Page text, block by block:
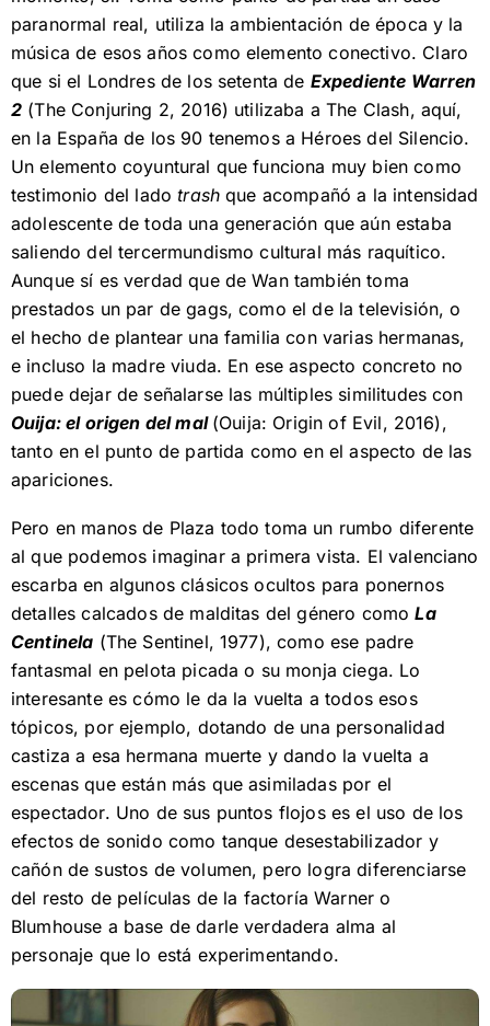
paranormal real, utiliza la ambientación de época y la
música de esos años como elemento conectivo. Claro
que si el Londres de los setenta de Expediente Warren
2 (The Conjuring 2, 2016) utilizaba a The Clash, aquí,
en la España de los 90 tenemos a Héroes del Silencio.
Un elemento coyuntural que funciona muy bien como
testimonio del ladotrash que acompañó a la intensidad
adolescente de toda una generación que aún estaba
saliendo del tercermundismo cultural más raquítico.
Aunque sí es verdad que de Wan también toma
prestados un par de gags, como el de la televisión, o
el hecho de plantear una familia con varias hermanas,
e incluso la madre viuda. En ese aspecto concreto no
puede dejar de señalarse las múltiples similitudes con
Ouija: el origen del mal (Ouija: Origin of Evil, 2016),
tanto en el punto de partida como en el aspecto de las
apariciones.
Pero en manos de Plaza todo toma un rumbo diferente
al que podemos imaginar a primera vista. El valenciano
escarba en algunos clásicos ocultos para ponernos
detalles calcados de malditas del género comoLa
Centinela (The Sentinel, 1977), como ese padre
fantasmal en pelota picada o su monja ciega. Lo
interesante es cómo le da la vuelta a todos esos
tópicos, por ejemplo, dotando de una personalidad
castiza a esa hermana muerte y dando la vuelta a
escenas que están más que asimiladas por el
espectador. Uno de sus puntos flojos es el uso de los
efectos de sonido como tanque desestabilizador y
cañón de sustos de volumen, pero logra diferenciarse
del resto de películas de la factoría Warner o
Blumhouse a base de darle verdadera alma al
personaje que lo está experimentando.